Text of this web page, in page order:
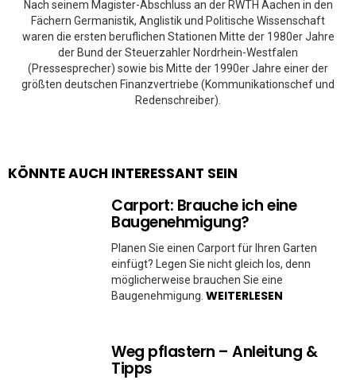
Nach seinem Magister-Abschluss an der RWTH Aachen in den
Fächern Germanistik, Anglistik und Politische Wissenschaft
waren die ersten beruflichen Stationen Mitte der 1980er Jahre
der Bund der Steuerzahler Nordrhein-Westfalen
(Pressesprecher) sowie bis Mitte der 1990er Jahre einer der
größten deutschen Finanzvertriebe (Kommunikationschef und
Redenschreiber).
KÖNNTE AUCH INTERESSANT SEIN
Carport: Brauche ich eine
Baugenehmigung?
Planen Sie einen Carport für Ihren Garten
einfügt? Legen Sie nicht gleich los, denn
möglicherweise brauchen Sie eine
Baugenehmigung. WEITERLESEN
Weg pflastern – Anleitung &
Tipps